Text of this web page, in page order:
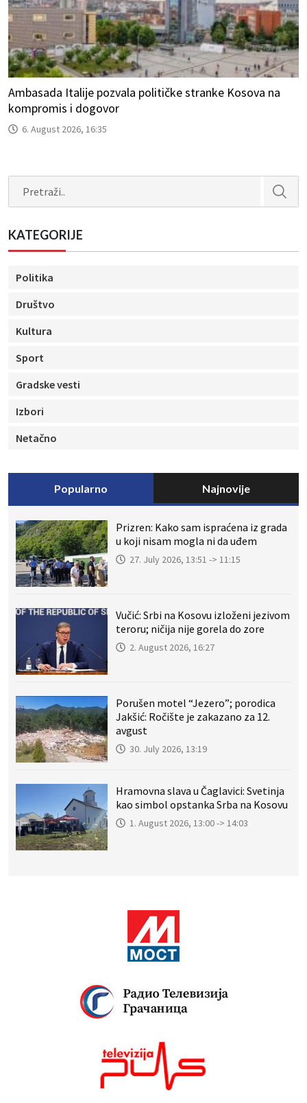
Ambasada Italije pozvala političke stranke Kosova na
kompromis i dogovor
6. August 2026, 16:35
KATEGORIJE
Politika
Društvo
Kultura
Sport
Gradske vesti
Izbori
Netačno
Popularno Najnovije
Prizren: Kako sam ispraćena iz grada
u koji nisam mogla ni da uđem
27. July 2026, 13:51 -> 11:15
Vučić: Srbi na Kosovu izloženi jezivom
teroru; ničija nije gorela do zore
2. August 2026, 16:27
Porušen motel “Jezero”; porodica
Jakšić: Ročište je zakazano za 12.
avgust
30. July 2026, 13:19
Hramovna slava u Čaglavici: Svetinja
kao simbol opstanka Srba na Kosovu
1. August 2026, 13:00 -> 14:03